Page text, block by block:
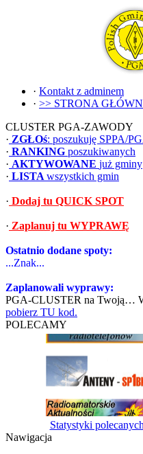
· Kontakt z adminem
· >> STRONA
CLUSTER PGA-ZAWODY
· ZGŁOś: poszukuję SPPA/
· RANKING poszukiwanych
· AKTYWOWANE już gminy
· LISTA wszystkich gmin
· Dodaj tu QUICK SPOT
· Zaplanuj tu WYPRAWĘ
Ostatnio dodane spoty:
...Znak...
Zaplanowali wyprawy:
PGA-CLUSTER na Twoją…
pobierz TU kod.
POLECAMY
Statystyki polecanych
Nawigacja